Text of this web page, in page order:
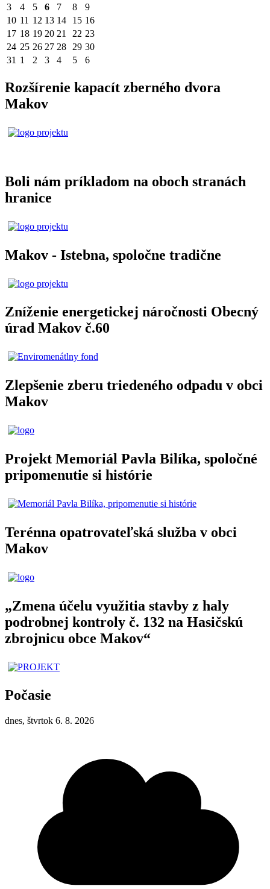
3
4 5 6 7 8
9
10 11 12 13 14 15 16
17 18 19 20 21 22 23
24 25 26 27 28 29 30
31 1 2 3 4 5 6
Rozšírenie kapacít zberného dvora
Makov
Boli nám príkladom na oboch stranách
hranice
Makov - Istebna, spoločne tradične
Zníženie energetickej náročnosti Obecný
úrad Makov č.60
Zlepšenie zberu triedeného odpadu v obci
Makov
Projekt Memoriál Pavla Bilíka, spoločné
pripomenutie si histórie
Terénna opatrovateľská služba v obci
Makov
„Zmena účelu využitia stavby z haly
podrobnej kontroly č. 132 na Hasičskú
zbrojnicu obce Makov“
Počasie
dnes, štvrtok 6. 8. 2026